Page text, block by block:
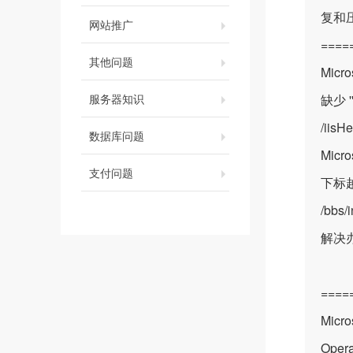
网站推广
其他问题
服务器知识
数据库问题
支付问题
复和
缺少
/
下标
/bbs/
解决